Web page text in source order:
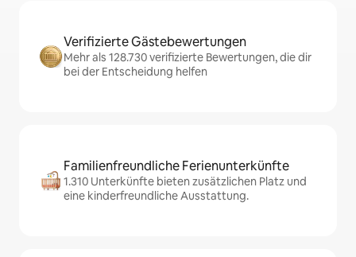
Verifizierte Gästebewertungen
Mehr als 128.730 verifizierte Bewertungen, die dir
bei der Entscheidung helfen
Familienfreundliche Ferienunterkünfte
1.310 Unterkünfte bieten zusätzlichen Platz und
eine kinderfreundliche Ausstattung.